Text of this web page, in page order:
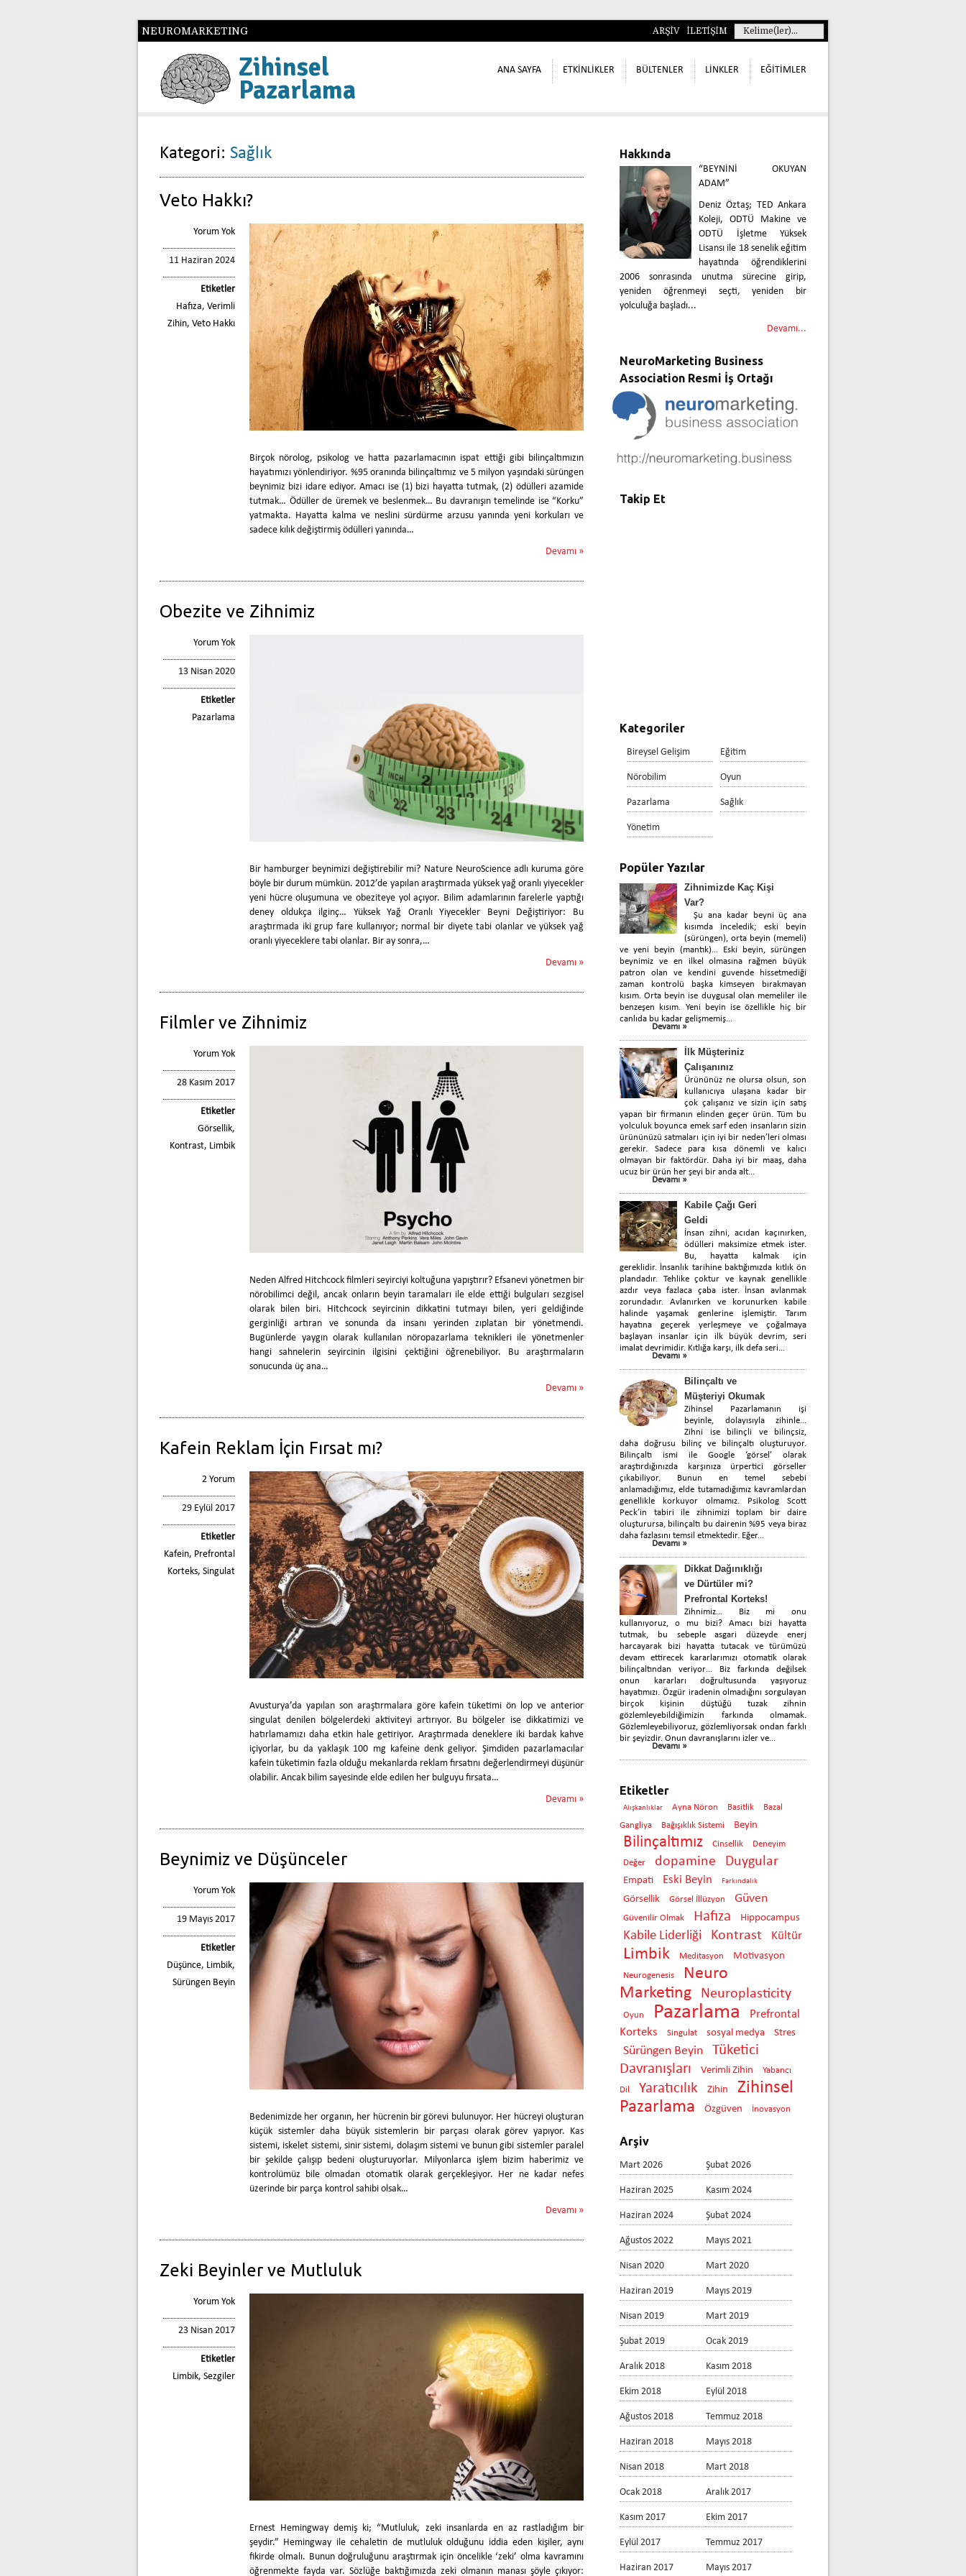
NEUROMARKETING ARŞİV İLETİŞİM
Zihinsel
Pazarlama
ANA SAYFA ETKİNLİKLER BÜLTENLER LİNKLER EĞİTİMLER
Kategori: Sağlık
Veto Hakkı?
Yorum Yok
11 Haziran 2024
Etiketler
Hafıza, Verimli
Zihin, Veto Hakkı
Birçok nörolog, psikolog ve hatta pazarlamacının ispat ettiği gibi bilinçaltımızın
hayatımızı yönlendiriyor. %95 oranında bilinçaltımız ve 5 milyon yaşındaki sürüngen
beynimiz bizi idare ediyor. Amacı ise (1) bizi hayatta tutmak, (2) ödülleri azamide
tutmak… Ödüller de üremek ve beslenmek… Bu davranışın temelinde ise “Korku”
yatmakta. Hayatta kalma ve neslini sürdürme arzusu yanında yeni korkuları ve
sadece kılık değiştirmiş ödülleri yanında…
Devamı »
Obezite ve Zihnimiz
Yorum Yok
13 Nisan 2020
Etiketler
Pazarlama
Bir hamburger beynimizi değiştirebilir mi? Nature NeuroScience adlı kuruma göre
böyle bir durum mümkün. 2012’de yapılan araştırmada yüksek yağ oranlı yiyecekler
yeni hücre oluşumuna ve obeziteye yol açıyor. Bilim adamlarının farelerle yaptığı
deney oldukça ilginç… Yüksek Yağ Oranlı Yiyecekler Beyni Değiştiriyor: Bu
araştırmada iki grup fare kullanıyor; normal bir diyete tabi olanlar ve yüksek yağ
oranlı yiyeceklere tabi olanlar. Bir ay sonra,…
Devamı »
Filmler ve Zihnimiz
Yorum Yok
28 Kasım 2017
Etiketler
Görsellik,
Kontrast, Limbik
Neden Alfred Hitchcock filmleri seyirciyi koltuğuna yapıştırır? Efsanevi yönetmen bir
nörobilimci değil, ancak onların beyin taramaları ile elde ettiği bulguları sezgisel
olarak bilen biri. Hitchcock seyircinin dikkatini tutmayı bilen, yeri geldiğinde
gerginliği artıran ve sonunda da insanı yerinden zıplatan bir yönetmendi.
Bugünlerde yaygın olarak kullanılan nöropazarlama teknikleri ile yönetmenler
hangi sahnelerin seyircinin ilgisini çektiğini öğrenebiliyor. Bu araştırmaların
sonucunda üç ana…
Devamı »
Kafein Reklam İçin Fırsat mı?
2 Yorum
29 Eylül 2017
Etiketler
Kafein, Prefrontal
Korteks, Singulat
Avusturya’da yapılan son araştırmalara göre kafein tüketimi ön lop ve anterior
singulat denilen bölgelerdeki aktiviteyi artırıyor. Bu bölgeler ise dikkatimizi ve
hatırlamamızı daha etkin hale getiriyor. Araştırmada deneklere iki bardak kahve
içiyorlar, bu da yaklaşık 100 mg kafeine denk geliyor. Şimdiden pazarlamacılar
kafein tüketimin fazla olduğu mekanlarda reklam fırsatını değerlendirmeyi düşünür
olabilir. Ancak bilim sayesinde elde edilen her bulguyu fırsata…
Devamı »
Beynimiz ve Düşünceler
Yorum Yok
19 Mayıs 2017
Etiketler
Düşünce, Limbik,
Sürüngen Beyin
Bedenimizde her organın, her hücrenin bir görevi bulunuyor. Her hücreyi oluşturan
küçük sistemler daha büyük sistemlerin bir parçası olarak görev yapıyor. Kas
sistemi, iskelet sistemi, sinir sistemi, dolaşım sistemi ve bunun gibi sistemler paralel
bir şekilde çalışıp bedeni oluşturuyorlar. Milyonlarca işlem bizim haberimiz ve
kontrolümüz bile olmadan otomatik olarak gerçekleşiyor. Her ne kadar nefes
üzerinde bir parça kontrol sahibi olsak…
Devamı »
Zeki Beyinler ve Mutluluk
Yorum Yok
23 Nisan 2017
Etiketler
Limbik, Sezgiler
Ernest Hemingway demiş ki; “Mutluluk, zeki insanlarda en az rastladığım bir
şeydir.” Hemingway ile cehaletin de mutluluk olduğunu iddia eden kişiler, aynı
fikirde olmalı. Bunun doğruluğunu araştırmak için öncelikle ‘zeki’ olma kavramını
öğrenmekte fayda var. Sözlüğe baktığımızda zeki olmanın manası şöyle çıkıyor:
Hakkında
“BEYNİNİ OKUYAN
ADAM”
Deniz Öztaş; TED Ankara
Koleji, ODTÜ Makine ve
ODTÜ İşletme Yüksek
Lisansı ile 18 senelik eğitim
hayatında öğrendiklerini
2006 sonrasında unutma sürecine girip,
yeniden öğrenmeyi seçti, yeniden bir
yolculuğa başladı...
Devamı...
NeuroMarketing Business
Association Resmi İş Ortağı
Takip Et
Kategoriler
Bireysel Gelişim Eğitim
Nörobilim Oyun
Pazarlama Sağlık
Yönetim
Popüler Yazılar
Zihnimizde Kaç Kişi
Var?
Şu ana kadar beyni üç ana
kısımda inceledik; eski beyin
(sürüngen), orta beyin (memeli)
ve yeni beyin (mantık)… Eski beyin, sürüngen
beynimiz ve en ilkel olmasına rağmen büyük
patron olan ve kendini guvende hissetmediği
zaman kontrolü başka kimseyen bırakmayan
kısım. Orta beyin ise duygusal olan memeliler ile
benzeşen kısım. Yeni beyin ise özellikle hiç bir
canlıda bu kadar gelişmemiş...
Devamı »
İlk Müşteriniz
Çalışanınız
Ürününüz ne olursa olsun, son
kullanıcıya ulaşana kadar bir
çok çalışanız ve sizin için satış
yapan bir firmanın elinden geçer ürün. Tüm bu
yolculuk boyunca emek sarf eden insanların sizin
ürününüzü satmaları için iyi bir neden’leri olması
gerekir. Sadece para kısa dönemli ve kalıcı
olmayan bir faktördür. Daha iyi bir maaş, daha
ucuz bir ürün her şeyi bir anda alt...
Devamı »
Kabile Çağı Geri
Geldi
İnsan zihni, acıdan kaçınırken,
ödülleri maksimize etmek ister.
Bu, hayatta kalmak için
gereklidir. İnsanlık tarihine baktığımızda kıtlık ön
plandadır. Tehlike çoktur ve kaynak genellikle
azdır veya fazlaca çaba ister. İnsan avlanmak
zorundadır. Avlanırken ve korunurken kabile
halinde yaşamak genlerine işlemiştir. Tarım
hayatına geçerek yerleşmeye ve çoğalmaya
başlayan insanlar için ilk büyük devrim, seri
imalat devrimidir. Kıtlığa karşı, ilk defa seri...
Devamı »
Bilinçaltı ve
Müşteriyi Okumak
Zihinsel Pazarlamanın işi
beyinle, dolayısıyla zihinle…
Zihni ise bilinçli ve bilinçsiz,
daha doğrusu bilinç ve bilinçaltı oluşturuyor.
Bilinçaltı ismi ile Google ‘görsel’ olarak
araştırdığınızda karşınıza ürpertici görseller
çıkabiliyor. Bunun en temel sebebi
anlamadığımız, elde tutamadığımız kavramlardan
genellikle korkuyor olmamız. Psikolog Scott
Peck’in tabiri ile zihnimizi toplam bir daire
oluşturursa, bilinçaltı bu dairenin %95 veya biraz
daha fazlasını temsil etmektedir. Eğer...
Devamı »
Dikkat Dağınıklığı
ve Dürtüler mi?
Prefrontal Korteks!
Zihnimiz… Biz mi onu
kullanıyoruz, o mu bizi? Amacı bizi hayatta
tutmak, bu sebeple asgari düzeyde enerj
harcayarak bizi hayatta tutacak ve türümüzü
devam ettirecek kararlarımızı otomatik olarak
bilinçaltından veriyor… Biz farkında değilsek
onun kararları doğrultusunda yaşıyoruz
hayatımızı. Özgür iradenin olmadığını sorgulayan
birçok kişinin düştüğü tuzak zihnin
gözlemleyebildiğimizin farkında olmamak.
Gözlemleyebiliyoruz, gözlemliyorsak ondan farklı
bir şeyizdir. Onun davranışlarını izler ve...
Devamı »
Etiketler
Alışkanlıklar Ayna Nöron Basitlik
Bazal
Gangliya
Bağışıklık Sistemi Beyin
Bilinçaltımız Cinsellik
Deneyim
Değer
dopamine Duygular
Empati Eski Beyin Farkındalık
Görsellik Görsel İllüzyon Güven
Güvenilir Olmak Hafıza Hippocampus
Kabile Liderliği Kontrast Kültür
Limbik Meditasyon Motivasyon
Neurogenesis
Neuro
Marketing
Neuroplasticity
Oyun Pazarlama
Prefrontal
Korteks
Singulat sosyal medya Stres
Sürüngen Beyin
Tüketici
Davranışları
Verimli Zihin Yabancı
Dil Yaratıcılık Zihin
Zihinsel
Pazarlama
Özgüven İnovasyon
Arşiv
Mart 2026 Şubat 2026
Haziran 2025 Kasım 2024
Haziran 2024 Şubat 2024
Ağustos 2022 Mayıs 2021
Nisan 2020 Mart 2020
Haziran 2019 Mayıs 2019
Nisan 2019 Mart 2019
Şubat 2019 Ocak 2019
Aralık 2018 Kasım 2018
Ekim 2018 Eylül 2018
Ağustos 2018 Temmuz 2018
Haziran 2018 Mayıs 2018
Nisan 2018 Mart 2018
Ocak 2018 Aralık 2017
Kasım 2017 Ekim 2017
Eylül 2017 Temmuz 2017
Haziran 2017 Mayıs 2017